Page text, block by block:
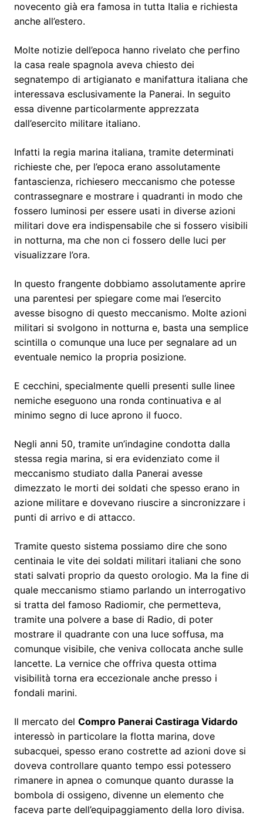
novecento già era famosa in tutta Italia e richiesta
anche all’estero.
Molte notizie dell’epoca hanno rivelato che perfino
la casa reale spagnola aveva chiesto dei
segnatempo di artigianato e manifattura italiana che
interessava esclusivamente la Panerai. In seguito
essa divenne particolarmente apprezzata
dall’esercito militare italiano.
Infatti la regia marina italiana, tramite determinati
richieste che, per l’epoca erano assolutamente
fantascienza, richiesero meccanismo che potesse
contrassegnare e mostrare i quadranti in modo che
fossero luminosi per essere usati in diverse azioni
militari dove era indispensabile che si fossero visibili
in notturna, ma che non ci fossero delle luci per
visualizzare l’ora.
In questo frangente dobbiamo assolutamente aprire
una parentesi per spiegare come mai l’esercito
avesse bisogno di questo meccanismo. Molte azioni
militari si svolgono in notturna e, basta una semplice
scintilla o comunque una luce per segnalare ad un
eventuale nemico la propria posizione.
E cecchini, specialmente quelli presenti sulle linee
nemiche eseguono una ronda continuativa e al
minimo segno di luce aprono il fuoco.
Negli anni 50, tramite un’indagine condotta dalla
stessa regia marina, si era evidenziato come il
meccanismo studiato dalla Panerai avesse
dimezzato le morti dei soldati che spesso erano in
azione militare e dovevano riuscire a sincronizzare i
punti di arrivo e di attacco.
Tramite questo sistema possiamo dire che sono
centinaia le vite dei soldati militari italiani che sono
stati salvati proprio da questo orologio. Ma la fine di
quale meccanismo stiamo parlando un interrogativo
si tratta del famoso Radiomir, che permetteva,
tramite una polvere a base di Radio, di poter
mostrare il quadrante con una luce soffusa, ma
comunque visibile, che veniva collocata anche sulle
lancette. La vernice che offriva questa ottima
visibilità torna era eccezionale anche presso i
fondali marini.
Il mercato del Compro Panerai Castiraga Vidardo
interessò in particolare la flotta marina, dove
subacquei, spesso erano costrette ad azioni dove si
doveva controllare quanto tempo essi potessero
rimanere in apnea o comunque quanto durasse la
bombola di ossigeno, divenne un elemento che
faceva parte dell’equipaggiamento della loro divisa.